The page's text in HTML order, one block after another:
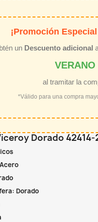
¡Promoción
un Descuento adicional
VERANO
al tramitar la
*Válido para una compra
Dorado 42414-
Dorado